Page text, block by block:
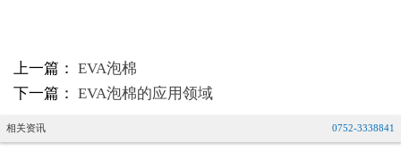
上一篇： EVA泡棉
下一篇： EVA泡棉的应用领域
相关资讯 0752-3338841